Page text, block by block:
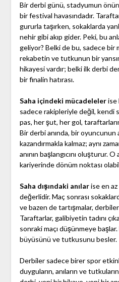
Bir derbi günü, stadyumun
bir festival havasındadır.
gururla taşırken, sokaklarda
nehir gibi akıp gider. Peki, bu
geliyor? Belki de bu, sadece bir
rekabetin ve tutkunun bir
hikayesi vardır; belki ilk derbi
bir finalin hatırası.
Saha içindeki mücadelelerise
sadece rakipleriyle değil, kendi
pas, her şut, her gol,
Bir derbi anında, bir oyuncunun
kazandırmakla kalmaz; aynı
anının başlangıcını oluşturur.
kariyerinde dönüm noktası
Saha dışındaki anılarise en az
değerlidir. Maç sonrası
ve bazen de tartışmalar,
Taraftarlar, galibiyetin tadını
sonraki maçı düşünmeye
büyüsünü ve tutkusunu besler.
Derbiler sadece birer spor
duyguların, anıların ve